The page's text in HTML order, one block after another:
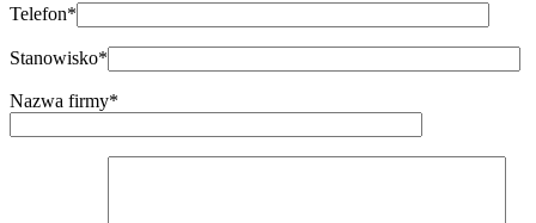
Telefon*
Stanowisko*
Nazwa firmy*